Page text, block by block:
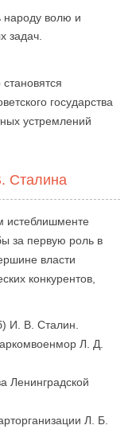
народу волю и
задач.
государства
устремлений
Сталина
истеблишменте
за первую роль в
власти
конкурентов,
И. В. Сталин.
Л. Д.
Ленинградской
Л. Б.